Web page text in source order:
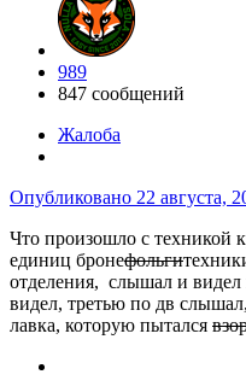
989
847 сообщений
Жалоба
Опубликовано 22 августа,
Что произошло с техникой
единиц бронефольги
отделения, слышал и
видел, третью по дв
лавка, которую пытался